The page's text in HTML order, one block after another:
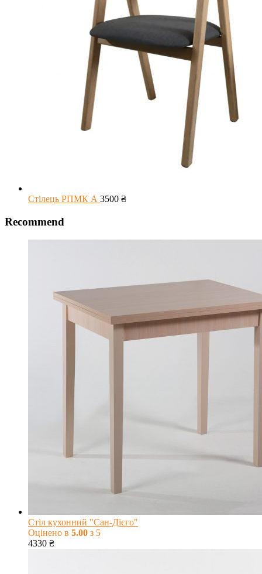
Стілець РПМК А 3500 ₴
Recommend
Стіл кухонний "Сан-Дієго"
Оцінено в 5.00 з 5
4330 ₴